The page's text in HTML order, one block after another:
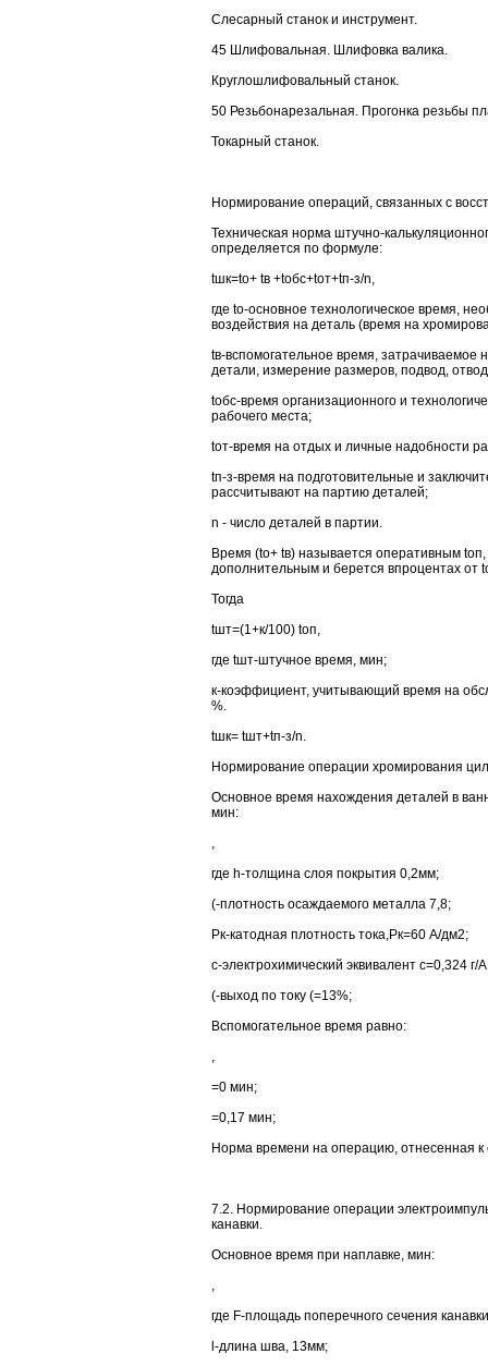
Слесарный станок и инструмент.
45 Шлифовальная. Шлифовка валика.
Круглошлифовальный станок.
50 Резьбонарезальная. Прогонка резьбы
Токарный станок.
Нормирование операций, связанных с
Техническая норма штучно-
определяется по формуле:
tшк=to+ tв +tобс+tот+tп-з/n,
где to-основное технологическое время,
воздействия на деталь (время на
tв-вспомогательное время, затрачиваемое
детали, измерение размеров, подвод,
tобс-время организационного и
рабочего места;
tот-время на отдых и личные надобности
tп-з-время на подготовительные и
рассчитывают на партию деталей;
n - число деталей в партии.
Время (to+ tв) называется оперативным
дополнительным и берется впроцентах от
Тогда
tшт=(1+к/100) toп,
где tшт-штучное время, мин;
к-коэффициент, учитывающий время на
%.
tшк= tшт+tп-з/n.
Нормирование операции хромирования
Основное время нахождения деталей в
мин:
,
где h-толщина слоя покрытия 0,2мм;
(-плотность осаждаемого металла 7,8;
Pк-катодная плотность тока,Рк=60 А/дм2;
с-электрохимический эквивалент с=0,324 г/
(-выход по току (=13%;
Вспомогательное время равно:
,
=0 мин;
=0,17 мин;
Норма времени на операцию, отнесенная к
7.2. Нормирование операции
канавки.
Основное время при наплавке, мин:
,
где F-площадь поперечного сечения
l-длина шва, 13мм;